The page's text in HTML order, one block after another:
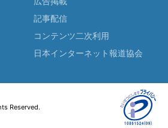
記事配信
コンテンツ二次利用
日本インターネット報道協会
Reserved.